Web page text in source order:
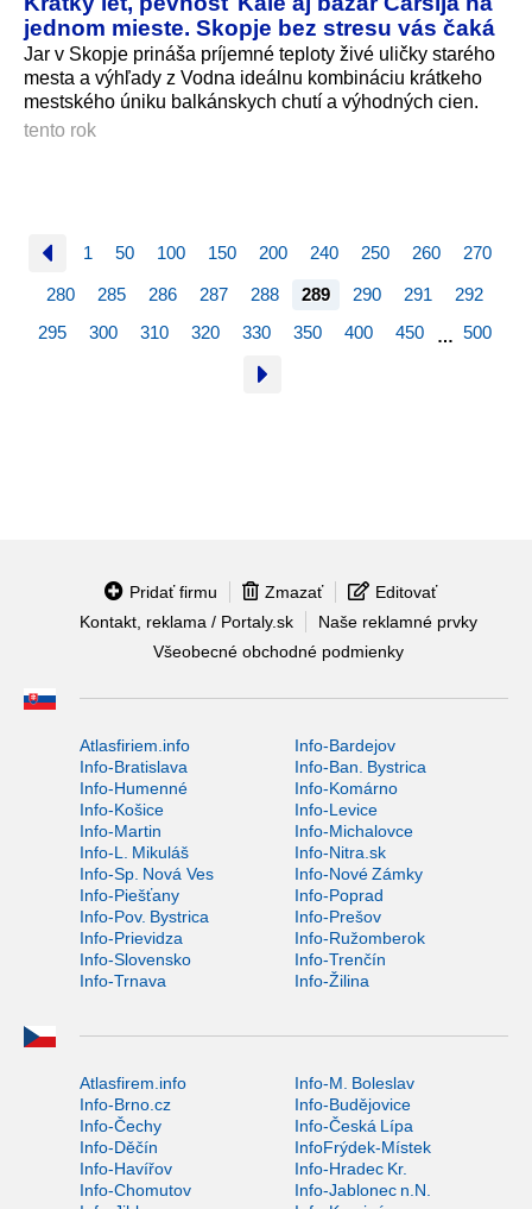
jednom mieste. Skopje bez stresu vás čaká
Jar v Skopje prináša príjemné teploty živé uličky starého
mesta a výhľady z Vodna ideálnu kombináciu krátkeho
mestského úniku balkánskych chutí a výhodných cien.
tento rok
1 50 100 150 200 240 250 260 270
280 285 286 287 288 289 290 291
292
295
300 310 320 330 350 400 450 … 500
Pridať firmu Zmazať
Editovať
Kontakt, reklama / Portaly.sk
Naše reklamné prvky
Všeobecné obchodné podmienky
Atlasfiriem.info
Info-Bardejov
Info-Bratislava
Info-Ban. Bystrica
Info-Humenné
Info-Komárno
Info-Košice
Info-Levice
Info-Martin
Info-Michalovce
Info-L. Mikuláš
Info-Nitra.sk
Info-Sp. Nová Ves
Info-Nové Zámky
Info-Piešťany
Info-Poprad
Info-Pov. Bystrica
Info-Prešov
Info-Prievidza
Info-Ružomberok
Info-Slovensko
Info-Trenčín
Info-Trnava
Info-Žilina
Atlasfirem.info
Info-M. Boleslav
Info-Brno.cz
Info-Budějovice
Info-Čechy
Info-Česká Lípa
Info-Děčín
InfoFrýdek-Místek
Info-Havířov
Info-Hradec Kr.
Info-Chomutov
Info-Jablonec n.N.